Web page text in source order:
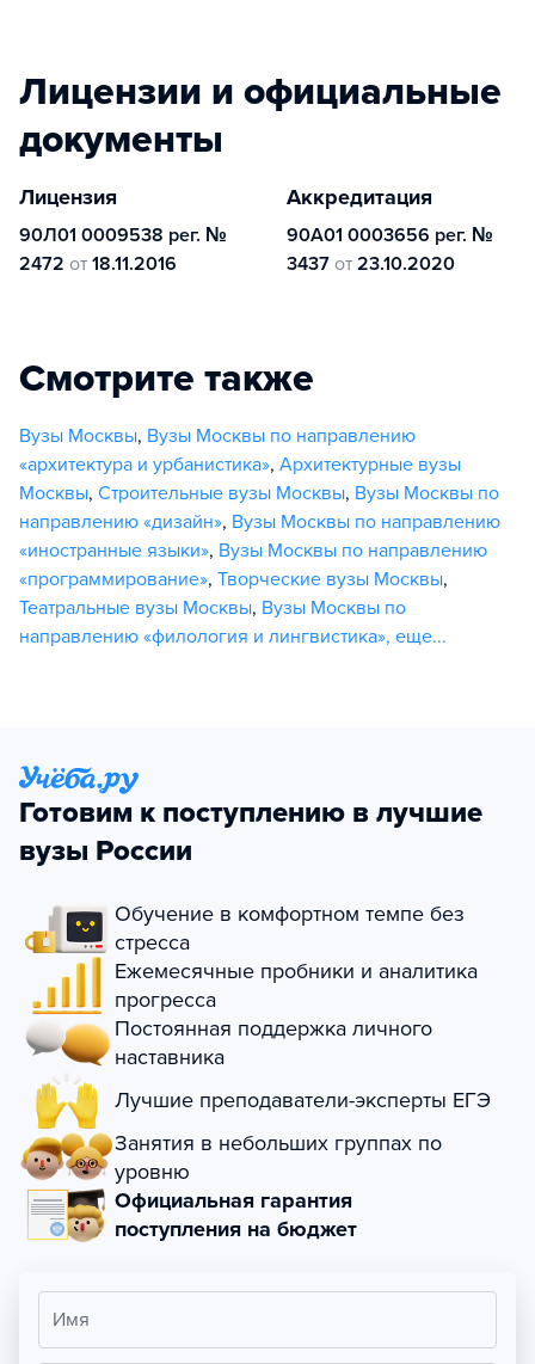
Лицензии и официальные
документы
Лицензия
90Л01 0009538 рег. №
2472 от 18.11.2016
Аккредитация
90А01 0003656 рег. №
3437 от 23.10.2020
Смотрите также
Вузы Москвы, Вузы Москвы по направлению
«архитектура и урбанистика», Архитектурные вузы
Москвы, Строительные вузы Москвы, Вузы Москвы по
направлению «дизайн», Вузы Москвы по направлению
«иностранные языки», Вузы Москвы по направлению
«программирование», Творческие вузы Москвы,
Театральные вузы Москвы, Вузы Москвы по
направлению «филология и лингвистика», еще...
Готовим к поступлению в лучшие
вузы России
Обучение в комфортном темпе без
стресса
Ежемесячные пробники и аналитика
прогресса
Постоянная поддержка личного
наставника
Лучшие преподаватели-эксперты ЕГЭ
Занятия в небольших группах по
уровню
Официальная гарантия
поступления на бюджет
Имя